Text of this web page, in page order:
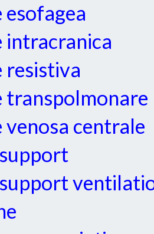
esofagea
intracranica
resistiva
transpolmonare
venosa centrale